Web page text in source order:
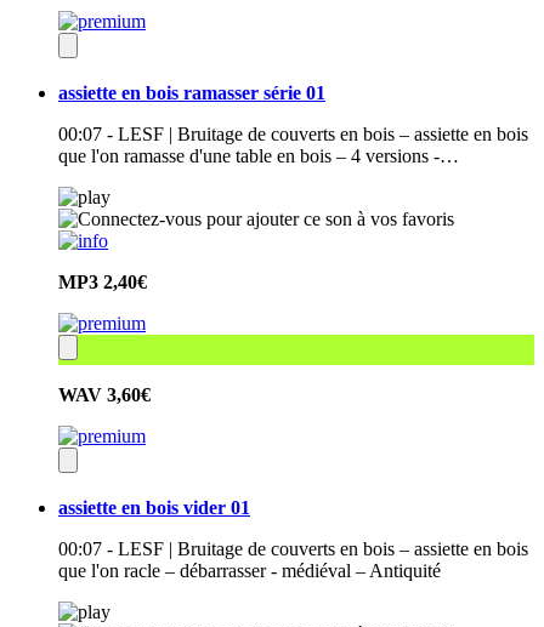
assiette en bois ramasser série 01
00:07 - LESF | Bruitage de couverts en bois – assiette en bois
que l'on ramasse d'une table en bois – 4 versions -…
MP3 2,40€
WAV 3,60€
assiette en bois vider 01
00:07 - LESF | Bruitage de couverts en bois – assiette en bois
que l'on racle – débarrasser - médiéval – Antiquité